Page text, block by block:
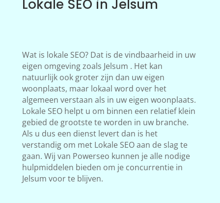
Lokale SEO in Jelsum
Wat is lokale SEO? Dat is de vindbaarheid in uw
eigen omgeving zoals Jelsum . Het kan
natuurlijk ook groter zijn dan uw eigen
woonplaats, maar lokaal word over het
algemeen verstaan als in uw eigen woonplaats.
Lokale SEO helpt u om binnen een relatief klein
gebied de grootste te worden in uw branche.
Als u dus een dienst levert dan is het
verstandig om met Lokale SEO aan de slag te
gaan. Wij van Powerseo kunnen je alle nodige
hulpmiddelen bieden om je concurrentie in
Jelsum voor te blijven.